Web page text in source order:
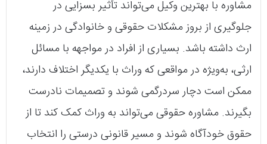
مشاوره با بهترین وکیل می‌تواند تأثیر بسزایی در
جلوگیری از بروز مشکلات حقوقی و خانوادگی در زمینه
ارث داشته باشد. بسیاری از افراد در مواجهه با مسائل
ارثی، به‌ویژه در مواقعی که وراث با یکدیگر اختلاف دارند،
ممکن است دچار سردرگمی شوند و تصمیمات نادرست
بگیرند. مشاوره حقوقی می‌تواند به وراث کمک کند تا از
حقوق خودآگاه شوند و مسیر قانونی درستی را انتخاب